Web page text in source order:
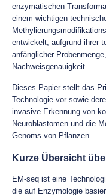
enzymatischen
einem wichtigen
entwickelt, aufgrund ihrer
anfänglicher
Nachweisgenauigkeit.
Dieses Papier stellt das
Technologie vor sowie
invasive Erkennung von
Neuroblastomen und die
Genoms von Pflanzen.
Kurze Übersicht
EM-seq ist eine
die auf Enzymologie